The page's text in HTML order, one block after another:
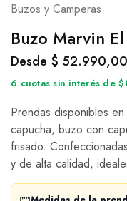
Buzos y Camperas
Buzo Marvin
Desde $ 52.990,00
6 cuotas sin interés de
Prendas disponibles
capucha, buzo con
frisado.
y de alta calidad,